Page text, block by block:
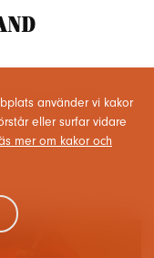
dem i två grupper
använder vi kakor
eller surfar vidare
mer om kakor och